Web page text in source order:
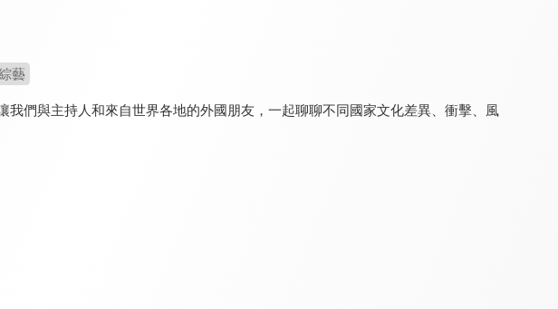
藝
們與主持人和來自世界各地的外國朋友，一起聊聊不同國家文化差異、衝擊、風